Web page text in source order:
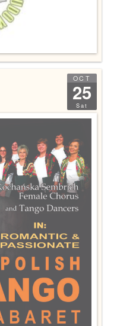
OCT
25
Sat